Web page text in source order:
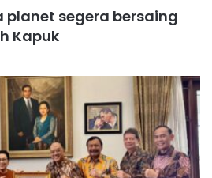
planet segera bersaing
Kapuk